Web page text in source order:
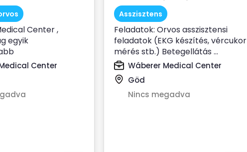
Center ,
egyik
intézménye,
Center
Asszisztens
Feladatok: Orvos asszisztensi
feladatok (EKG készítés, vércukor
mérés stb.) Betegellátás ...
Wáberer Medical Center
Göd
Nincs megadva